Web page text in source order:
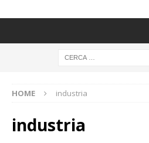
HOME industria
industria